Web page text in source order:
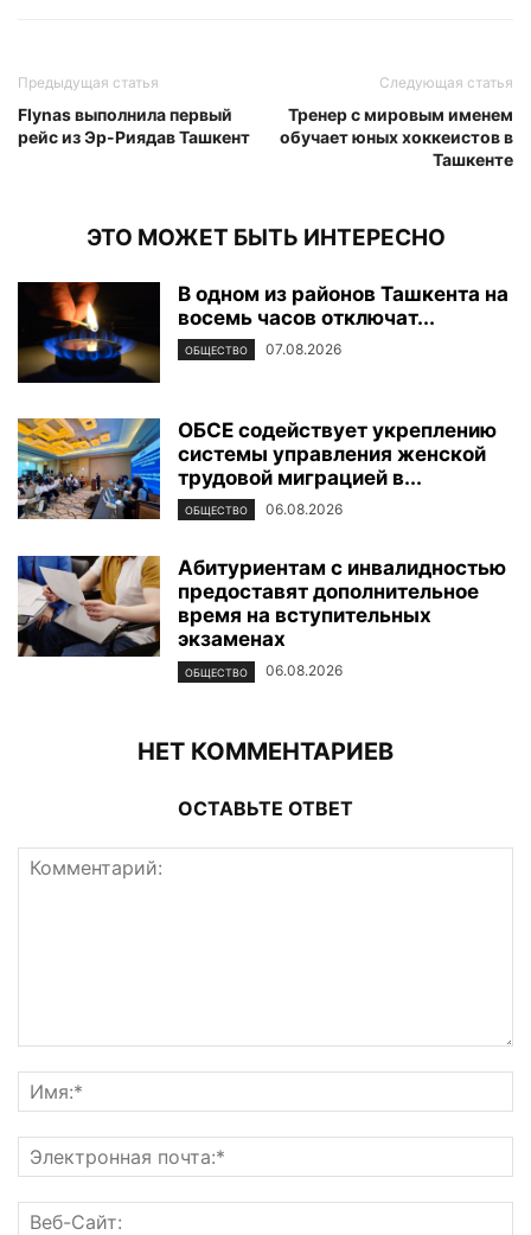
Предыдущая статья
Flynas выполнила первый
рейс из Эр-Риядав Ташкент
Следующая статья
Тренер с мировым именем
обучает юных хоккеистов в
Ташкенте
ЭТО МОЖЕТ БЫТЬ ИНТЕРЕСНО
В одном из районов Ташкента на
восемь часов отключат...
ОБЩЕСТВО 07.08.2026
ОБСЕ содействует укреплению
системы управления женской
трудовой миграцией в...
ОБЩЕСТВО 06.08.2026
Абитуриентам с инвалидностью
предоставят дополнительное
время на вступительных
экзаменах
ОБЩЕСТВО 06.08.2026
НЕТ КОММЕНТАРИЕВ
ОСТАВЬТЕ ОТВЕТ